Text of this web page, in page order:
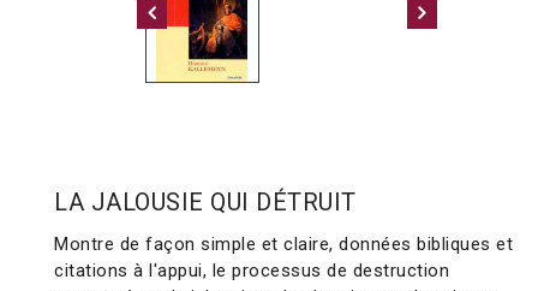
LA JALOUSIE QUI DÉTRUIT
Montre de façon simple et claire, données bibliques et
citations à l'appui, le processus de destruction